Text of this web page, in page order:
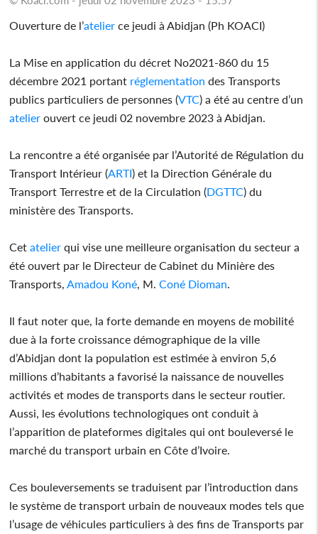
Ouverture de l’atelier ce jeudi à Abidjan (Ph KOACI)
La Mise en application du décret No2021-860 du 15
décembre 2021 portant réglementation des Transports
publics particuliers de personnes (VTC) a été au centre d’un
atelier ouvert ce jeudi 02 novembre 2023 à Abidjan.
La rencontre a été organisée par l’Autorité de Régulation du
Transport Intérieur (ARTI) et la Direction Générale du
Transport Terrestre et de la Circulation (DGTTC) du
ministère des Transports.
Cetatelier qui vise une meilleure organisation du secteur a
été ouvert par le Directeur de Cabinet du Minière des
Transports, Amadou Koné , M.Coné Dioman
Il faut noter que, la forte demande en moyens de mobilité
due à la forte croissance démographique de la ville
d’Abidjan dont la population est estimée à environ 5,6
millions d’habitants a favorisé la naissance de nouvelles
activités et modes de transports dans le secteur routier.
Aussi, les évolutions technologiques ont conduit à
l’apparition de plateformes digitales qui ont bouleversé le
marché du transport urbain en Côte d’Ivoire.
Ces bouleversements se traduisent par l’introduction dans
le système de transport urbain de nouveaux modes tels que
l’usage de véhicules particuliers à des fins de Transports par